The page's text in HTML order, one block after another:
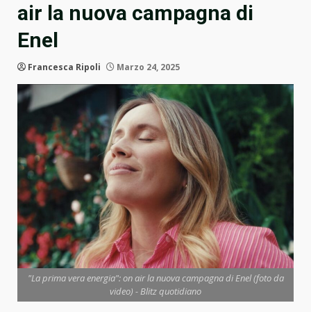
air la nuova campagna di
Enel
Francesca Ripoli Marzo 24, 2025
"La prima vera energia": on air la nuova campagna di Enel (foto da
video) - Blitz quotidiano